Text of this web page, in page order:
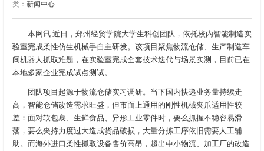
类： 新闻中心
本网讯 近日，郑州经贸学院大学生科创团队，依托校内智能制造实
验室完成柔性仿生机械手自主研发。该项目聚焦物流仓储、生产制造车
间机器人抓取难题，在实验室完成全套技术迭代与场景实测，目前已在
本地多家企业完成试点测试。
团队项目起源于物流仓储实习调研。当下国内快递业务量持续走
高，智能仓储改造需求旺盛，但市面上通用的刚性机械夹爪适用性较
差：面对软包裹、生鲜食品、异形工业零件时，要么抓握不稳容易滑
落，要么夹持力度过大造成货品破损，大量分拣工序依旧需要人工辅
助。而海外进口柔性抓取设备售价高昂，超出中小物流、加工厂的改造